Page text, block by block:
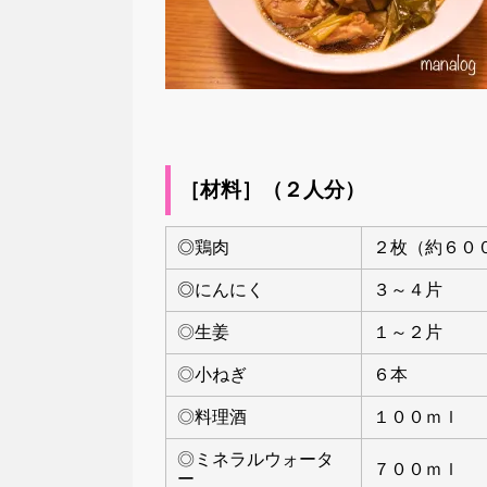
［材料］（２人分）
◎鶏肉 ２枚（約６０
◎にんにく ３～４片
◎生姜 １～２片
◎小ねぎ ６本
◎料理酒 １００ｍｌ
◎ ミネラルウォータ
ー
７００ｍｌ